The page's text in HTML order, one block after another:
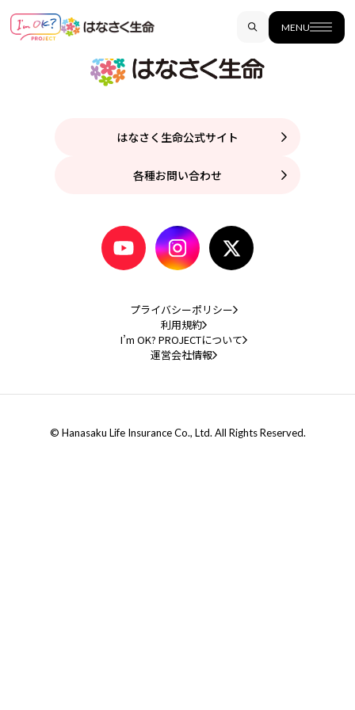
MENU
はなさく生命公式サイト
各種お問い合わせ
プライバシーポリシー
利用規約
I’m OK? PROJECTについて
運営会社情報
© Hanasaku Life Insurance Co., Ltd. All Rights Reserved.